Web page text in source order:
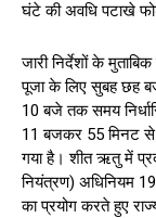
घंटे की अवधि पटाखे
जारी निर्देशों के
पूजा के लिए सुबह छह
10 बजे तक समय
11 बजकर 55 मिनट से
गया है। शीत ऋतु में
नियंत्रण) अधिनियम
का प्रयोग करते हुए